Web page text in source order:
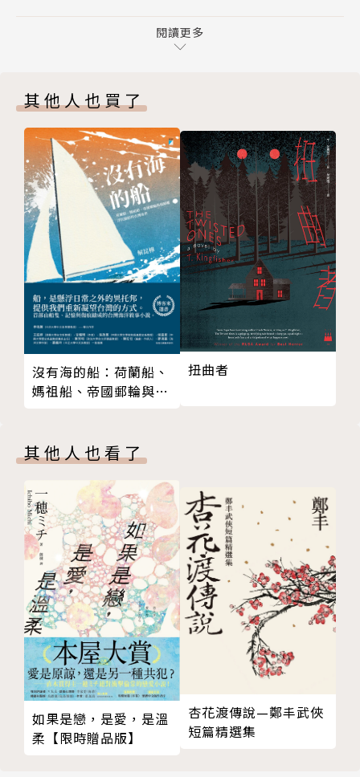
的存稿。一九八八年，在三年多沒有固定工作之後，葛
林進入書店工作，想不到兩天後便賣出七部小說，更由
於撰寫凱文科斯納的「俠盜王子羅賓漢」電影小說，搭
著順風車狂銷三十萬本，登上《紐約時報》排行榜，成
為暢銷名家。至今，葛林的作品已經在全球銷售超過兩
百五十萬本，翻譯成十餘國語言。
葛林擅長機鋒銳利的對話及血脈賁張的動作戲，主要作
品包括科幻背景的冒險小說Deathstalker系列，以及
創意十足的奇幻冒險系列Hawk & Fisher等等。夜城系
列（The Nightside series）是他最新的系列作品，
結合了冷硬推理和都會奇幻的元素，創下新的口碑與佳
績。本系列預計六部完結，每一本的故事/案件獨立，
已有好萊塢編劇與派拉蒙洽談電影版權事宜。《編年史
代主流的中世紀奇幻風格。」「書籍瀏覽人網站」 (B
ookBrowser) 更直接稱他是當代都會奇幻故事的絕佳
作品。
譯者簡介
戚建邦
畢業於東吳大學英文系，長年投入文字創作，接觸過的
工作都跟爬格子有關。目前身分為自由作家兼小說譯
者。著有《恐龍歷險記》、《恐怖風暴》、《那就愛
唄》、《戀光明》系列、《她們與我的愛情》等小說
，外加一大堆電腦主機板使用說明書，譯作有《無盡的
chaper10 古老的信仰
版權頁
閱讀更多
其他人也買了
沒有海的船：荷蘭船、
媽祖船、帝國郵輪與捕
扭曲者
其他人也看了
如果是戀，是愛，是溫
柔【限時贈品版】
杏花渡傳說—鄭丰武俠
短篇精選集